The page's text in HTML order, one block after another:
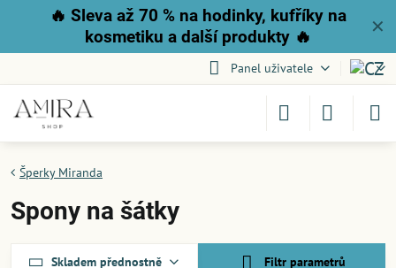
✕
🔥 Sleva až 70 % na hodinky, kufříky na
kosmetiku a další produkty 🔥
Panel uživatele
Šperky Miranda
Spony na šátky
Skladem přednostně Filtr parametrů